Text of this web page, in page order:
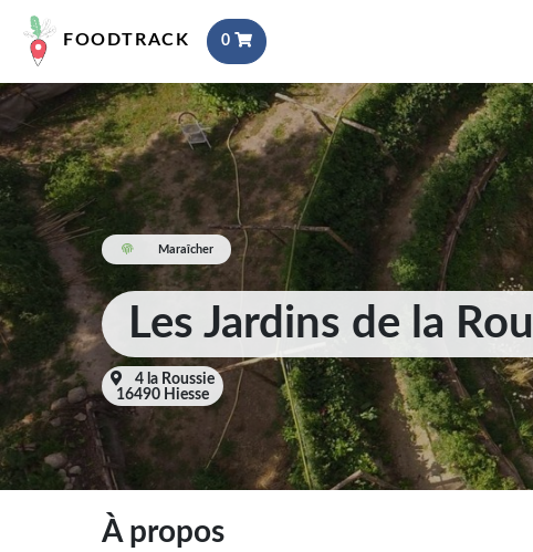
FOODTRACK 0
Maraîcher
Les Jardins de la
4 la Roussie
16490 Hiesse
À propos